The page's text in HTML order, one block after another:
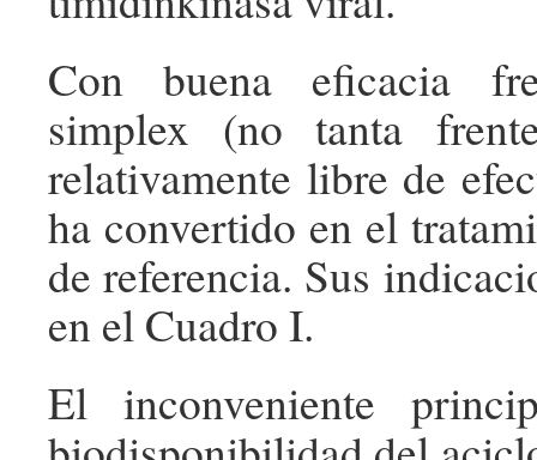
Con buena eficacia
simplex (no tanta
relativamente libre de
ha convertido en el
de referencia. Sus
en el Cuadro I.
El inconveniente